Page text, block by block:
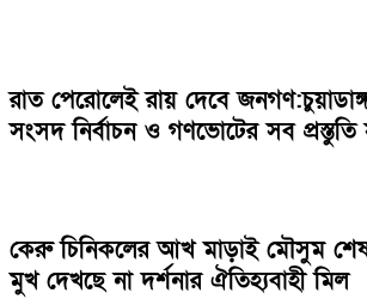
রাত পেরোলেই রায় দেবে
সংসদ নির্বাচন ও গণভোটের সব প্রস্তুতি
কেরু চিনিকলের আখ মাড়াই মৌসুম
মুখ দেখছে না দর্শনার ঐতিহ্যবাহী মিল